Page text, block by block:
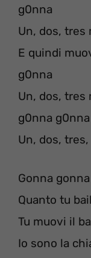
g0nna
Un, dos, tres
E quindi
g0nna
Un, dos, tres
g0nna
Un, dos,
Gonna
Quanto tu
Tu muovi il
Io sono la